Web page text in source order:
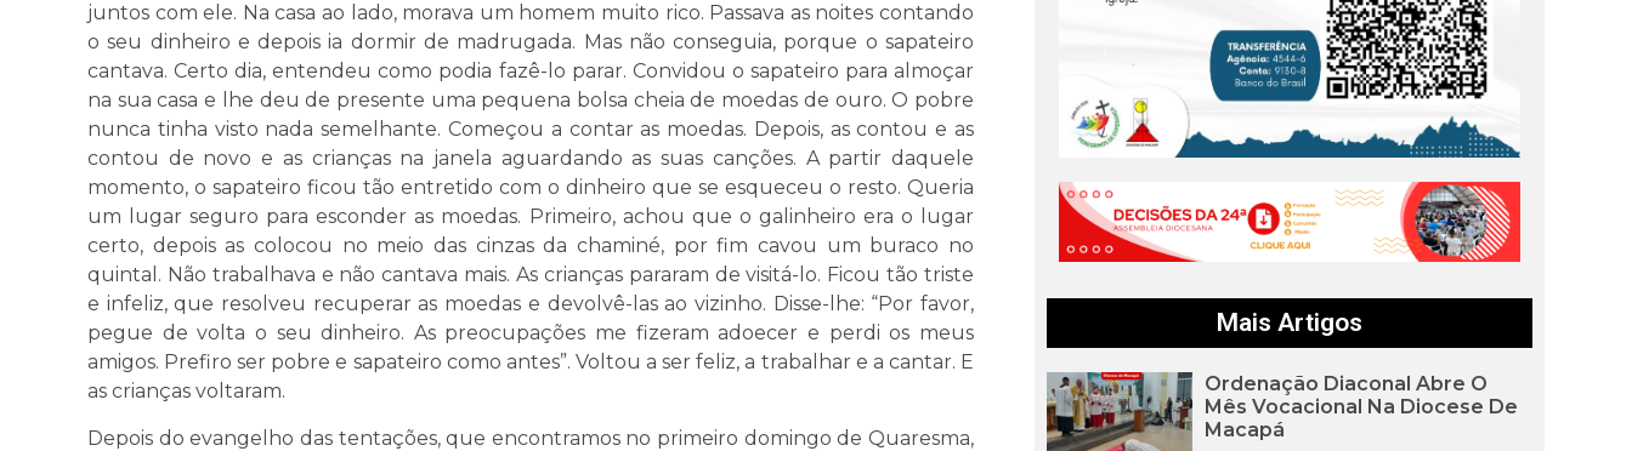
juntos com ele. Na casa ao lado, morava um homem muito rico. Passava as noites contando
o seu dinheiro e depois ia dormir de madrugada. Mas não conseguia, porque o sapateiro
cantava. Certo dia, entendeu como podia fazê-lo parar. Convidou o sapateiro para almoçar
na sua casa e lhe deu de presente uma pequena bolsa cheia de moedas de ouro. O pobre
nunca tinha visto nada semelhante. Começou a contar as moedas. Depois, as contou e as
contou de novo e as crianças na janela aguardando as suas canções. A partir daquele
momento, o sapateiro ficou tão entretido com o dinheiro que se esqueceu o resto. Queria
um lugar seguro para esconder as moedas. Primeiro, achou que o galinheiro era o lugar
certo, depois as colocou no meio das cinzas da chaminé, por fim cavou um buraco no
quintal. Não trabalhava e não cantava mais. As crianças pararam de visitá-lo. Ficou tão triste
e infeliz, que resolveu recuperar as moedas e devolvê-las ao vizinho. Disse-lhe: “Por favor,
pegue de volta o seu dinheiro. As preocupações me fizeram adoecer e perdi os meus
amigos. Prefiro ser pobre e sapateiro como antes”. Voltou a ser feliz, a trabalhar e a cantar. E
as crianças voltaram.
Depois do evangelho das tentações, que encontramos no primeiro domingo de Quaresma,
Mais Artigos
Ordenação Diaconal Abre O
Mês Vocacional Na Diocese De
Macapá